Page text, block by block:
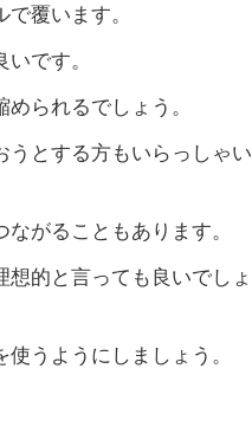
覆います。
です。
られるでしょう。
うとする方もいらっしゃい
がることもあります。
的と言っても良いでしょ
うようにしましょう。